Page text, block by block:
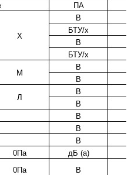
ПА
Х
В
БТУ/х
В
БТУ/х
М
В
В
Л
В
В
В
В
В
0Па
дБ (а)
0Па
В